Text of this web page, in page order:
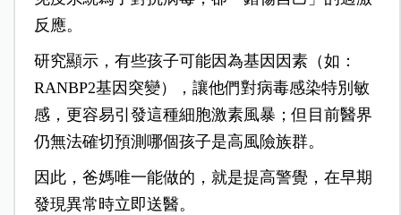
反應。
研究顯示，有些孩子可能因為基因因素（如：
RANBP2基因突變），讓他們對病毒感染特別敏
感，更容易引發這種細胞激素風暴；但目前醫界
仍無法確切預測哪個孩子是高風險族群。
因此，爸媽唯一能做的，就是提高警覺，在早期
發現異常時立即送醫。